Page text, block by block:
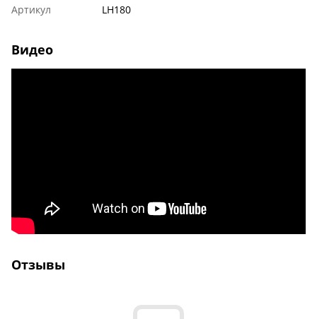
Артикул
LH180
Видео
Отзывы